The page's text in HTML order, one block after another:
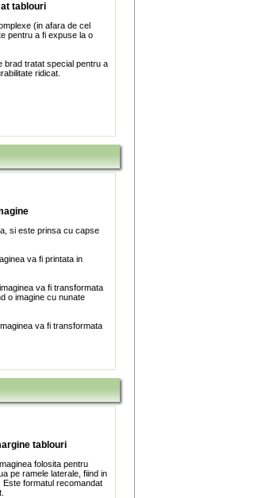
tablouri
(in afara de cel
pentru a fi expuse la o
brad tratat special pentru a
ridicat.
si este prinsa cu capse
va fi printata in
, imaginea va fi transformata
o imagine cu nunate
va fi transformata
tablouri
imaginea folosita pentru
pe ramele laterale, fiind in
formatul recomandat